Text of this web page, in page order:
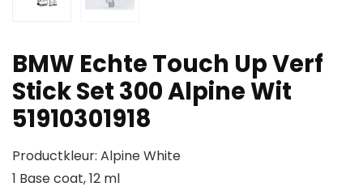
BMW Echte Touch Up Verf
Stick Set 300 Alpine Wit
51910301918
Productkleur: Alpine White
1 Base coat, 12 ml